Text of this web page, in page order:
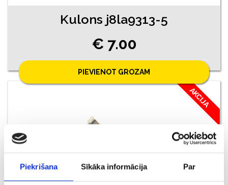
Piekrišana Sīkāka informācija Par
Kulons j8la9313-5
€ 7.00
PIEVIENOT GROZAM
AKCIJA